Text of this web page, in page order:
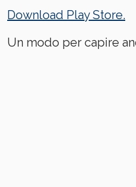
Download Play Store.
Un modo per capire